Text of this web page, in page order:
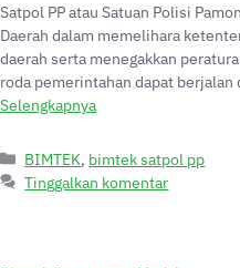
Satpol PP atau Satuan Polisi
Daerah dalam memelihara
daerah serta menegakkan
roda pemerintahan dapat berjalan
Selengkapnya
BIMTEK, bimtek satpol pp
Tinggalkan komentar